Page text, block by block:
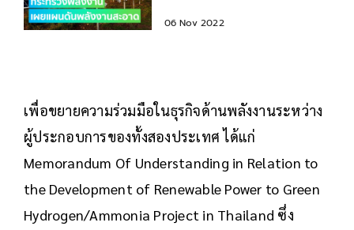
06 Nov 2022
เพื่อขยายความร่วมมือในธุรกิจด้านพลังงานระหว่าง
ผู้ประกอบการของทั้งสองประเทศ ได้แก่
Memorandum Of Understanding in Relation to
the Development of Renewable Power to Green
Hydrogen/Ammonia Project in Thailand ซึ่ง